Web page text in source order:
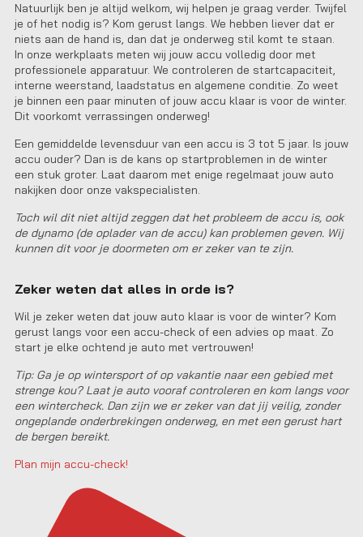
Natuurlijk ben je altijd welkom, wij helpen je graag verder. Twijfel
je of het nodig is? Kom gerust langs. We hebben liever dat er
niets aan de hand is, dan dat je onderweg stil komt te staan.
In onze werkplaats meten wij jouw accu volledig door met
professionele apparatuur. We controleren de startcapaciteit,
interne weerstand, laadstatus en algemene conditie. Zo weet
je binnen een paar minuten of jouw accu klaar is voor de winter.
Dit voorkomt verrassingen onderweg!
Een gemiddelde levensduur van een accu is 3 tot 5 jaar. Is jouw
accu ouder? Dan is de kans op startproblemen in de winter
een stuk groter. Laat daarom met enige regelmaat jouw auto
nakijken door onze vakspecialisten.
Toch wil dit niet altijd zeggen dat het probleem de accu is, ook
de dynamo (de oplader van de accu) kan problemen geven. Wij
kunnen dit voor je doormeten om er zeker van te zijn.
Zeker weten dat alles in orde is?
Wil je zeker weten dat jouw auto klaar is voor de winter? Kom
gerust langs voor een accu-check of een advies op maat. Zo
start je elke ochtend je auto met vertrouwen!
Tip: Ga je op wintersport of op vakantie naar een gebied met
strenge kou? Laat je auto vooraf controleren en kom langs voor
een wintercheck. Dan zijn we er zeker van dat jij veilig, zonder
ongeplande onderbrekingen onderweg, en met een gerust hart
de bergen bereikt.
Plan mijn accu-check!